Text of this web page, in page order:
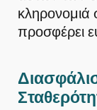
κληρονομιά
προσφέρει